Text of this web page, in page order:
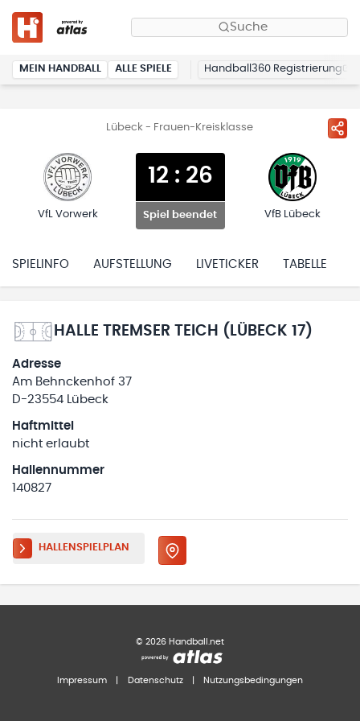
Suche
MEIN HANDBALL ALLE SPIELE Handball360 Registrierung
Lübeck - Frauen-Kreisklasse
VfL Vorwerk
12: 26
Spiel beendet VfB Lübeck
SPIELINFO AUFSTELLUNG LIVETICKER TABELLE
HALLE TREMSER TEICH (LÜBECK 17)
Adresse
Am Behnckenhof 37
D-23554 Lübeck
Haftmittel
nicht erlaubt
Hallennummer
140827
HALLENSPIELPLAN
© 2026 Handball.net
Impressum Datenschutz Nutzungsbedingungen